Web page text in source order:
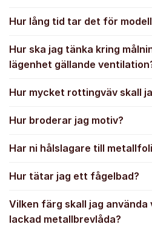
Hur lång tid tar det för
Hur ska jag tänka kring
lägenhet gällande
Hur mycket rottingväv skall
Hur broderar jag motiv?
Har ni hålslagare till
Hur tätar jag ett fågelbad?
Vilken färg skall jag använda
lackad metallbrevlåda?